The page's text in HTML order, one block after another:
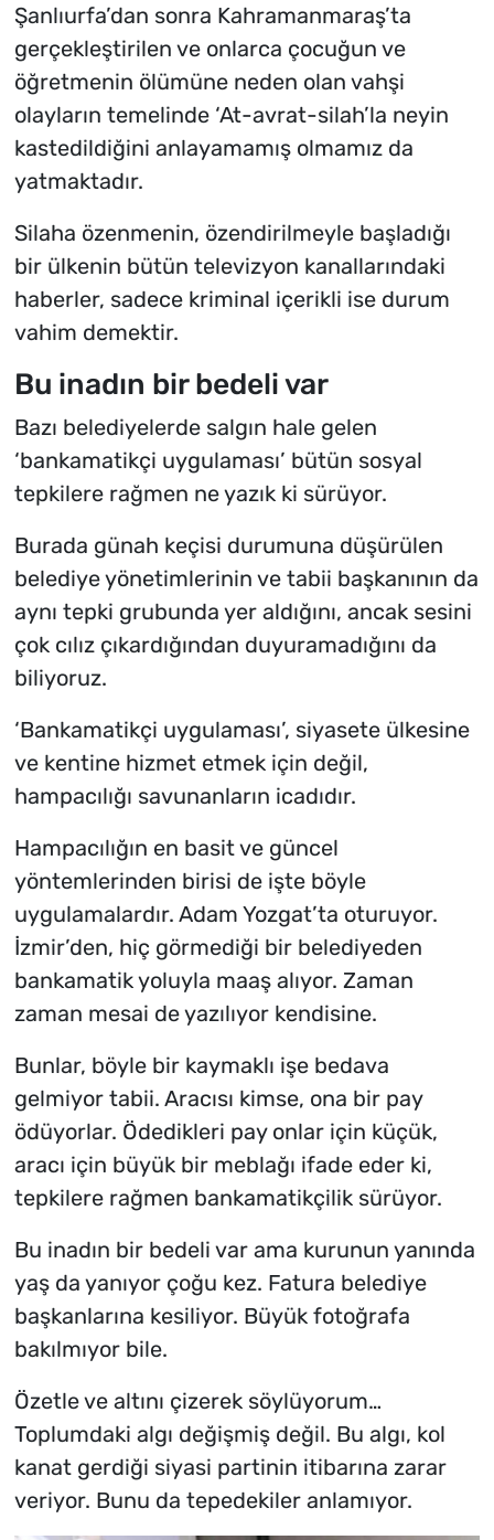
Şanlıurfa’dan sonra Kahramanmaraş’ta
gerçekleştirilen ve onlarca çocuğun ve
öğretmenin ölümüne neden olan vahşi
olayların temelinde ‘At-avrat-silah’la neyin
kastedildiğini anlayamamış olmamız da
yatmaktadır.
Silaha özenmenin, özendirilmeyle başladığı
bir ülkenin bütün televizyon kanallarındaki
haberler, sadece kriminal içerikli ise durum
vahim demektir.
Bu inadın bir bedeli var
Bazı belediyelerde salgın hale gelen
‘bankamatikçi uygulaması’ bütün sosyal
tepkilere rağmen ne yazık ki sürüyor.
Burada günah keçisi durumuna düşürülen
belediye yönetimlerinin ve tabii başkanının da
aynı tepki grubunda yer aldığını, ancak sesini
çok cılız çıkardığından duyuramadığını da
biliyoruz.
‘Bankamatikçi uygulaması’, siyasete ülkesine
ve kentine hizmet etmek için değil,
hampacılığı savunanların icadıdır.
Hampacılığın en basit ve güncel
yöntemlerinden birisi de işte böyle
uygulamalardır. Adam Yozgat’ta oturuyor.
İzmir’den, hiç görmediği bir belediyeden
bankamatik yoluyla maaş alıyor. Zaman
zaman mesai de yazılıyor kendisine.
Bunlar, böyle bir kaymaklı işe bedava
gelmiyor tabii. Aracısı kimse, ona bir pay
ödüyorlar. Ödedikleri pay onlar için küçük,
aracı için büyük bir meblağı ifade eder ki,
tepkilere rağmen bankamatikçilik sürüyor.
Bu inadın bir bedeli var ama kurunun yanında
yaş da yanıyor çoğu kez. Fatura belediye
başkanlarına kesiliyor. Büyük fotoğrafa
bakılmıyor bile.
Özetle ve altını çizerek söylüyorum…
Toplumdaki algı değişmiş değil. Bu algı, kol
kanat gerdiği siyasi partinin itibarına zarar
veriyor. Bunu da tepedekiler anlamıyor.